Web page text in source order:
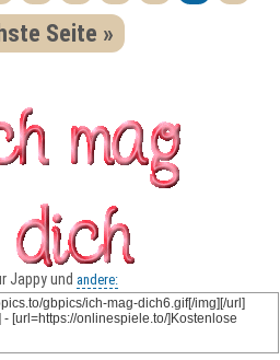
Seite »
Jappy und andere: